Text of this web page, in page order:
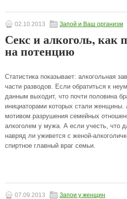
02.10.2013 Запой и Ваш организм
Секс и алкоголь, как
на потенцию
Статистика показывает: алкогольная
части разводов. Если обратиться к
данным выходит, что почти половина
инициаторами которых стали женщины.
мотивом разрушения семейных
алкоголем у мужа. А если учесть, что
навряд ли уживется с женой-
спиртное главный враг семьи.
07.09.2013 Запои у женщин